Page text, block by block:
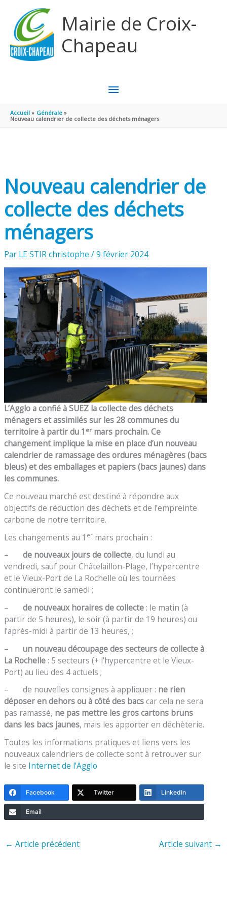
Mairie de Croix-
Chapeau
MENU
PRINCIPAL
Accueil
Générale
Nouveau calendrier de collecte des déchets ménagers
Nouveau calendrier de
collecte des déchets
ménagers
Par LE STIR christophe/9 février 2024
L’Agglo a confié à SUEZ la collecte des déchets
ménagers et assimilés sur les 28 communes du
territoire à partir du 1 er mars prochain. Ce
changement implique la mise en place d’un nouveau
calendrier de ramassage des ordures ménagères (bacs
bleus) et des emballages et papiers (bacs jaunes) dans
les communes.
Ce nouveau marché est destiné à répondre aux
objectifs de réduction des déchets et de l’empreinte
carbone de notre territoire.
Les changements au 1 er mars prochain :
–de nouveaux jours de collecte, du lundi au
vendredi, sauf pour Châtelaillon-Plage, l’hypercentre
et le Vieux-Port de La Rochelle où les tournées
continueront le samedi ;
–de nouveaux horaires de collecte : le matin (à
partir de 5 heures), le soir (à partir de 19 heures) ou
l’après-midi à partir de 13 heures, ;
–un nouveau découpage des secteurs de collecte à
La Rochelle : 5 secteurs (+ l’hypercentre et le Vieux-
Port) au lieu des 4 actuels ;
– de nouvelles consignes à appliquer : ne rien
déposer en dehors ou à côté des bacscar cela ne sera
pas ramassé, ne pas mettre les gros cartons bruns
dans les bacs jaunes, mais les apporter en déchèterie.
Toutes les informations pratiques et liens vers les
nouveaux calendriers de collecte sont à retrouver sur
le site Internet de l’Agglo
Facebook Twitter LinkedIn
Email
← Article précédent Article suivant →